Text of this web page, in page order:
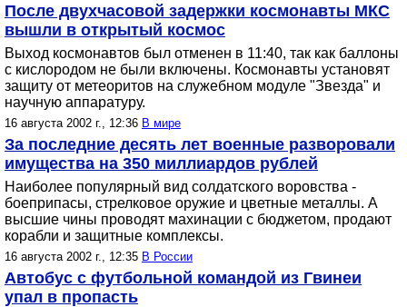
После двухчасовой задержки космонавты МКС
вышли в открытый космос
Выход космонавтов был отменен в 11:40, так как баллоны
с кислородом не были включены. Космонавты установят
защиту от метеоритов на служебном модуле "Звезда" и
научную аппаратуру.
16 августа 2002 г., 12:36 В мире
За последние десять лет военные разворовали
имущества на 350 миллиардов рублей
Наиболее популярный вид солдатского воровства -
боеприпасы, стрелковое оружие и цветные металлы. А
высшие чины проводят махинации с бюджетом, продают
корабли и защитные комплексы.
16 августа 2002 г., 12:35 В России
Автобус с футбольной командой из Гвинеи
упал в пропасть